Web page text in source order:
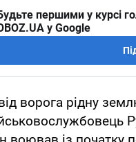
першими у курсі
у Google
ворога рідну